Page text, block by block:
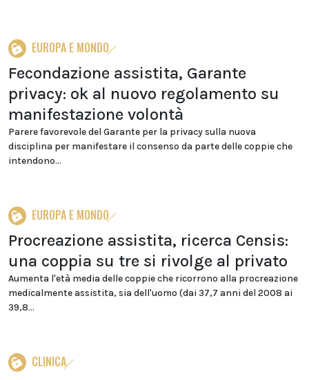
EUROPA E MONDO
Fecondazione assistita, Garante
privacy: ok al nuovo regolamento su
manifestazione volontà
Parere favorevole del Garante per la privacy sulla nuova
disciplina per manifestare il consenso da parte delle coppie che
intendono...
EUROPA E MONDO
Procreazione assistita, ricerca Censis:
una coppia su tre si rivolge al privato
Aumenta l'età media delle coppie che ricorrono alla procreazione
medicalmente assistita, sia dell'uomo (dai 37,7 anni del 2008 ai
39,8...
CLINICA